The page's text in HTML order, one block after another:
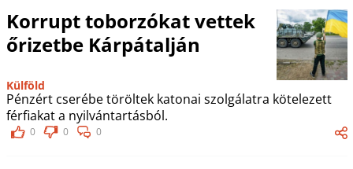
Korrupt toborzókat vettek
őrizetbe Kárpátalján
Külföld
Pénzért cserébe töröltek katonai szolgálatra kötelezett
férfiakat a nyilvántartásból.
0 0 0